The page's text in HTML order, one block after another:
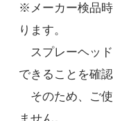
※メーカー検品
ります。
スプレーヘッ
できることを確認
そのため、ご使
茶色
385円(税込)
半透明